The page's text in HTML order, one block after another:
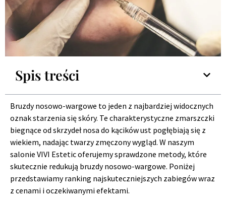
Spis treści
Bruzdy nosowo-wargowe to jeden z najbardziej widocznych
oznak starzenia się skóry. Te charakterystyczne zmarszczki
biegnące od skrzydeł nosa do kącików ust pogłębiają się z
wiekiem, nadając twarzy zmęczony wygląd. W naszym
salonie VIVI Estetic oferujemy sprawdzone metody, które
skutecznie redukują bruzdy nosowo-wargowe. Poniżej
przedstawiamy ranking najskuteczniejszych zabiegów wraz
z cenami i oczekiwanymi efektami.